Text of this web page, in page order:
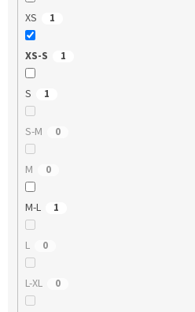
XS 1
XS-S 1
S 1
S-M 0
M 0
M-L 1
L 0
L-XL 0